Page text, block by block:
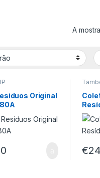
A
Original
€